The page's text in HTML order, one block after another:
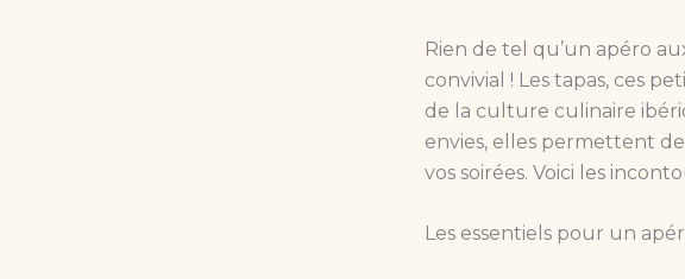
Rien de tel qu’un apéro
convivial ! Les tapas, ces
de la culture culinaire
envies, elles permettent
vos soirées. Voici les
Les essentiels pour un